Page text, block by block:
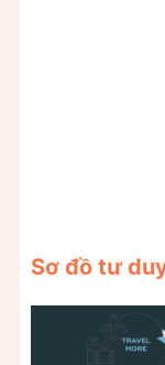
Sơ đồ tư